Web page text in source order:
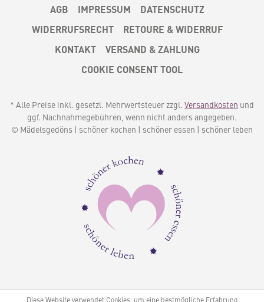
AGB IMPRESSUM
DATENSCHUTZ
WIDERRUFSRECHT
RETOURE & WIDERRUF
KONTAKT
VERSAND & ZAHLUNG
COOKIE CONSENT TOOL
* Alle Preise inkl. gesetzl. Mehrwertsteuer zzgl. Versandkosten und
ggf. Nachnahmegebühren, wenn nicht anders angegeben.
© Mädelsgedöns | schöner kochen | schöner essen | schöner leben
Diese Website verwendet Cookies, um eine bestmögliche Erfahrung